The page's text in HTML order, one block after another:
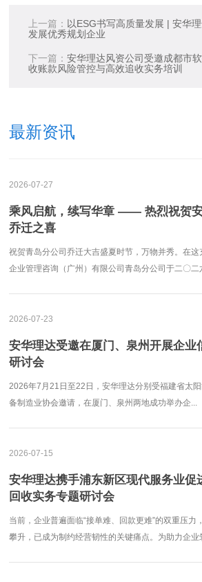
上一篇： 以ESG书写高质量发展 | 安华
发展优秀规划企业
下一篇：安华理达风资公司受邀成都市
收账款风险管控与高效追收实务培训
最新资讯
2026-07-27
乘风启航，续写华章 —— 热烈祝贺安
乔迁之喜
祝贺青岛分公司乔迁大吉盛夏时节，万物并秀。在
企业管理咨询（广州）有限公司青岛分公司于二〇二
2026-07-23
安华理达受邀在厦门、泉州开展企业
研讨会
2026年7月21日至22日，安华理达分别受福建省太
备制造业协会邀请，在厦门、泉州两地成功举办企...
2026-07-15
安华理达携手浦东新区现代服务业促
回收实务专题研讨会
当前，企业普遍面临“接单难、回款更难”的双重压力
攀升，已成为制约经营韧性的关键痛点。为助力企业